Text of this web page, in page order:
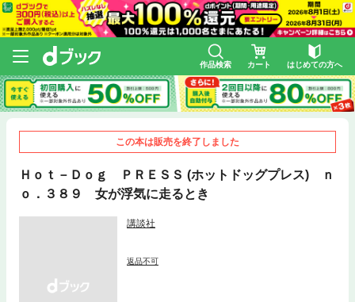
作品検索 カート はじめての方へ
この本は販売を終了しました
Ｈｏｔ－Ｄｏｇ ＰＲＥＳＳ (ホットドッグプレス) ｎ
ｏ．３８９ 女が浮気に走るとき
講談社
返品不可